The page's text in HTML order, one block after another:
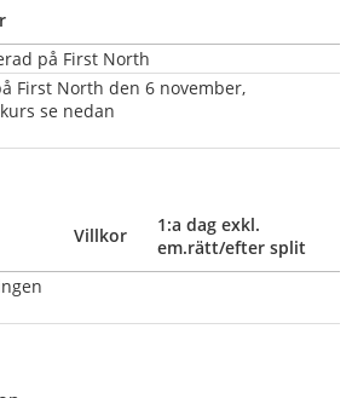
på First North
First North den 6 november,
se nedan
Villkor
1:a dag exkl.
em.rätt/efter split